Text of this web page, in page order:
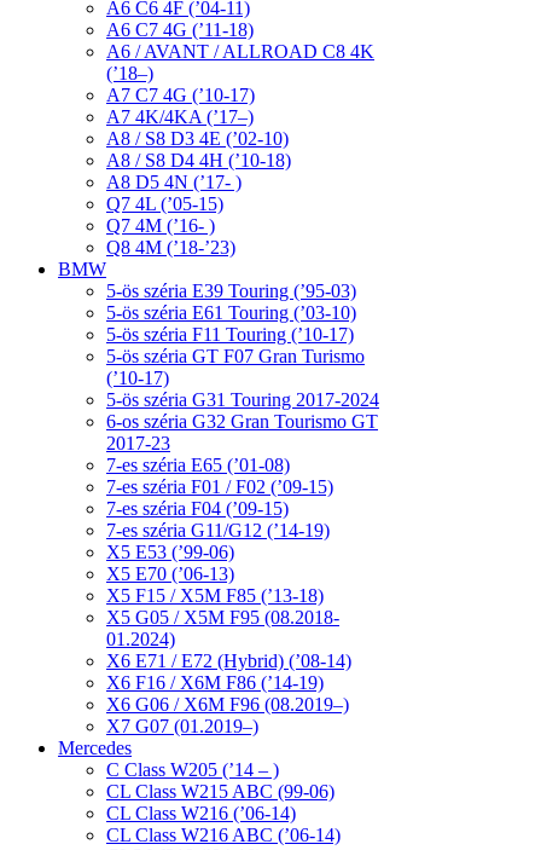
A6 C6 4F (’04-11)
A6 C7 4G (’11-18)
A6 / AVANT / ALLROAD C8 4K
(’18–)
A7 C7 4G (’10-17)
A7 4K/4KA (’17–)
A8 / S8 D3 4E (’02-10)
A8 / S8 D4 4H (’10-18)
A8 D5 4N (’17- )
Q7 4L (’05-15)
Q7 4M (’16- )
Q8 4M (’18-’23)
BMW
5-ös széria E39 Touring (’95-03)
5-ös széria E61 Touring (’03-10)
5-ös széria F11 Touring (’10-17)
5-ös széria GT F07 Gran Turismo
(’10-17)
5-ös széria G31 Touring 2017-2024
6-os széria G32 Gran Tourismo GT
2017-23
7-es széria E65 (’01-08)
7-es széria F01 / F02 (’09-15)
7-es széria F04 (’09-15)
7-es széria G11/G12 (’14-19)
X5 E53 (’99-06)
X5 E70 (’06-13)
X5 F15 / X5M F85 (’13-18)
X5 G05 / X5M F95 (08.2018-
01.2024)
X6 E71 / E72 (Hybrid) (’08-14)
X6 F16 / X6M F86 (’14-19)
X6 G06 / X6M F96 (08.2019–)
X7 G07 (01.2019–)
Mercedes
C Class W205 (’14 – )
CL Class W215 ABC (99-06)
CL Class W216 (’06-14)
CL Class W216 ABC (’06-14)